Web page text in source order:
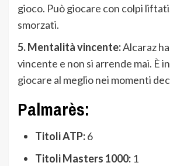
gioco. Può giocare con colpi
smorzati.
5. Mentalità vincente:Alcaraz
vincente e non si arrende mai. È
giocare al meglio nei momenti
Palmarès:
Titoli ATP:6
Titoli Masters 1000: 1